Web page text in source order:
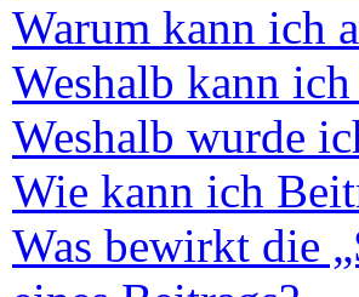
Warum kann ich
Weshalb kann
Weshalb wurde
Wie kann ich
Was bewirkt die